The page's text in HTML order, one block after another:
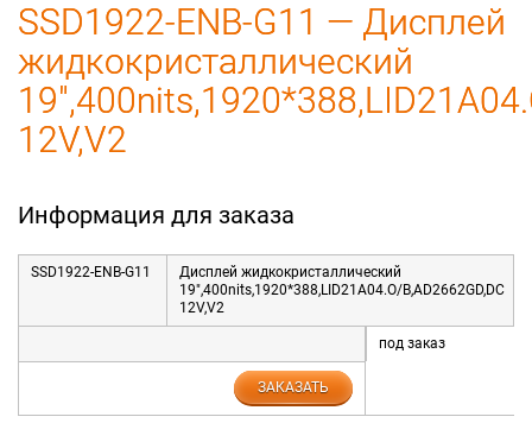
SSD1922-ENB-G11 — Дисплей
жидкокристаллический
12V,V2
Информация для заказа
SSD1922-ENB-G11
Дисплей жидкокристаллический
19",400nits,1920*388,LID21A04.O/B,AD2662GD,DC
12V,V2
под заказ
ЗАКАЗАТЬ